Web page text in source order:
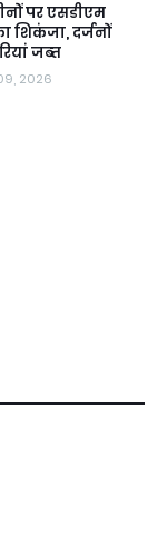
पर एसडीएम
शिकंजा, दर्जनों
जब्त
2026